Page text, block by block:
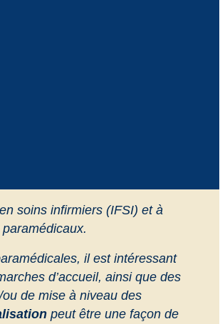
soins infirmiers (IFSI) et à
paramédicaux.
il est intéressant
d’accueil, ainsi que des
de mise à niveau des
peut être une façon de